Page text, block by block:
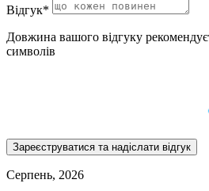
Відгук*
Довжина вашого відгуку
символів
Серпень, 2026